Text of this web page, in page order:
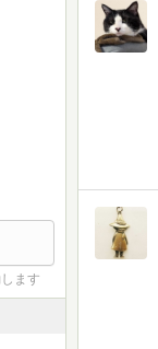
ます